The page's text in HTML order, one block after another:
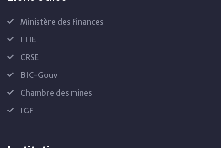
Ministère des Finances
ITIE
CRSE
BIC-Gouv
Chambre des mines
IGF